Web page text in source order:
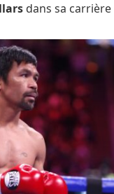
dans sa carrière